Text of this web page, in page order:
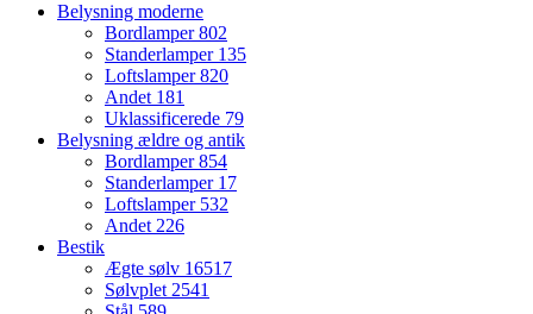
Belysning moderne
Bordlamper802
Standerlamper 135
Loftslamper820
Andet 181
Uklassificerede 79
Belysning ældre og antik
Bordlamper854
Standerlamper 17
Loftslamper 532
Andet 226
Bestik
Ægte sølv 16517
Sølvplet 2541